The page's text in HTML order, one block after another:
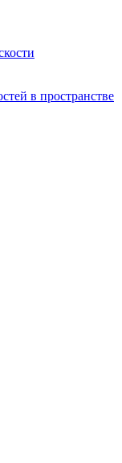
в пространстве